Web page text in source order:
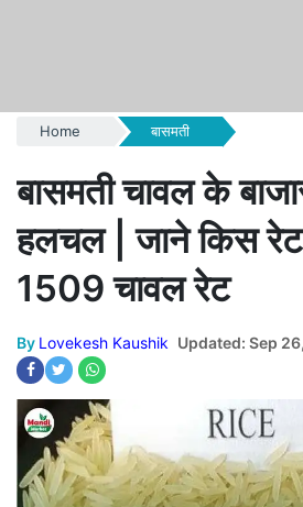
Home बासमती
बासमती चावल के
हलचल | जाने किस
1509 चावल रेट
By Lovekesh Kaushik Updated: Sep